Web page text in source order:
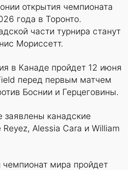
открытия чемпионата
года в Торонто.
части турнира станут
Мориссетт.
в Канаде пройдет 12 июня
перед первым матчем
Боснии и Герцеговины.
канадские
Alessia Cara и William
мира пройдет